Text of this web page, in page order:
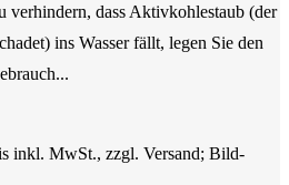
verhindern, dass Aktivkohlestaub (der
ins Wasser fällt, legen Sie den
inkl. MwSt., zzgl. Versand; Bild-